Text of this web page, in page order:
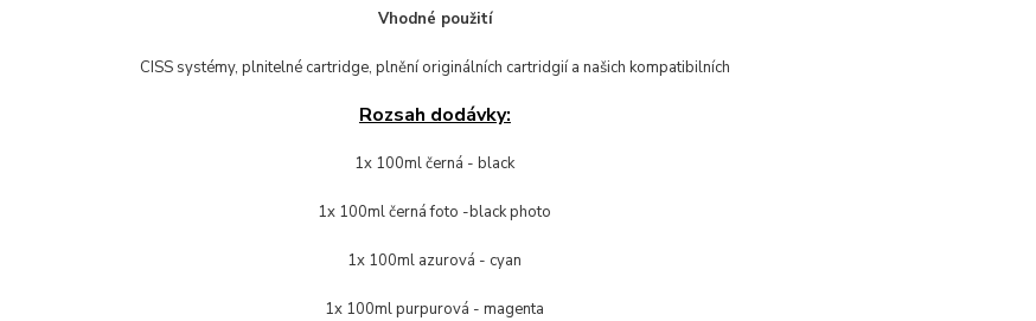
Vhodné použití
CISS systémy, plnitelné cartridge, plnění originálních cartridgií a našich kompatibilních
Rozsah dodávky:
1x 100ml černá - black
1x 100ml černá foto -black photo
1x 100ml azurová - cyan
1x 100ml purpurová - magenta